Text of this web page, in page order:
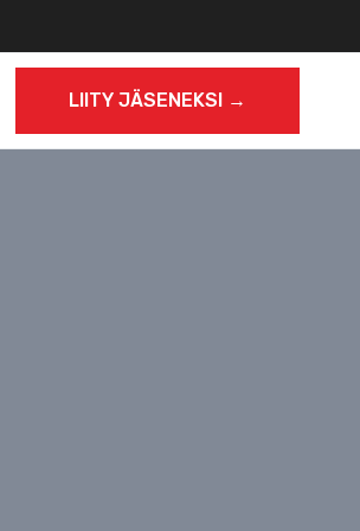
LIITY JÄSENEKSI →